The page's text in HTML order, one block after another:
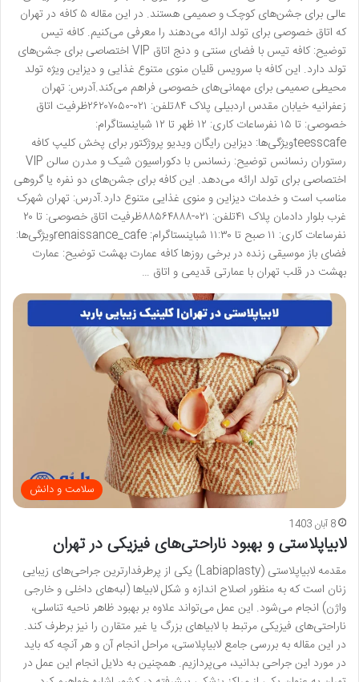
عالی برای جشن‌های کوچک و صمیمی هستند. در این مقاله ۵ کافه در تهران
که اتاق خصوصی برای تولد ارائه می‌دهند را معرفی می‌کنیم. کافه تیس
توضیح: کافه تیس با فضای سنتی و دنج اتاق VIP اختصاصی برای جشن‌های
تولد دارد. این کافه با سرویس قلیان منوی متنوع غذایی و دیزاین ویژه تولد
محیطی صمیمی برای مهمانی‌های خصوصی فراهم می‌کند.آدرس: تهران
زعفرانیه خیابان مقدس اردبیلی پلاک ۸۴تلفن: ۰۲۱-۲۶۲۰۷۰۵۰ظرفیت اتاق
خصوصی: تا ۱۵ نفرساعات کاری: ۱۲ ظهر تا ۱۲ شباینستاگرام:
teesscafeویژگی‌ها: دیزاین رایگان ویدیو پروژکتور برای پخش کلیپ کافه
رستوران رنسانس توضیح: رنسانس با دکوراسیون شیک و مدرن سالن VIP
اختصاصی برای تولد ارائه می‌دهد. این کافه برای جشن‌های دو نفره یا گروهی
مناسب است و خدمات دیزاین و منوی غذایی متنوع دارد.آدرس: تهران شهرک
غرب بلوار دادمان پلاک ۴۱تلفن: ۰۲۱-۸۸۵۶۴۸۸۸ظرفیت اتاق خصوصی: تا ۲۰
نفرساعات کاری: ۱۱ صبح تا ۱۱:۳۰ شباینستاگرام: renaissance_cafeویژگی‌ها:
فضای باز موسیقی زنده در برخی روزها کافه عمارت بهشت توضیح: عمارت
بهشت در قلب تهران با عمارتی قدیمی و اتاق …
سلامت و دانش
8 آبان 1403
لابیاپلاستی و بهبود ناراحتی‌های فیزیکی در تهران
مقدمه لابیاپلاستی (Labiaplasty) یکی از پرطرفدارترین جراحی‌های زیبایی
زنان است که به منظور اصلاح اندازه و شکل لابیاها (لبه‌های داخلی و خارجی
واژن) انجام می‌شود. این عمل می‌تواند علاوه بر بهبود ظاهر ناحیه تناسلی،
ناراحتی‌های فیزیکی مرتبط با لابیاهای بزرگ یا غیر متقارن را نیز برطرف کند.
در این مقاله به بررسی جامع لابیاپلاستی، مراحل انجام آن و هر آنچه که باید
در مورد این جراحی بدانید، می‌پردازیم. همچنین به دلایل انجام این عمل در